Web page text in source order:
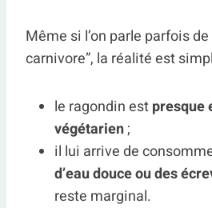
Même si l’on parle parfois
carnivore”, la réalité est
le ragondin estpresque
végétarien;
il lui arrive de
d’eau douce ou des
reste marginal.